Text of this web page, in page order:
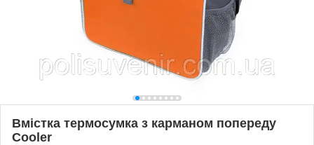
Вмістка термосумка з карманом попереду
Cooler